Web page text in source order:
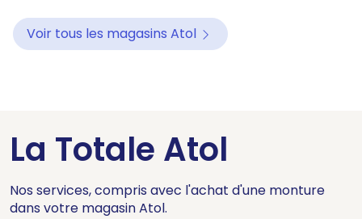
Voir tous les magasins Atol
La Totale Atol
Nos services, compris avec l'achat d'une monture
dans votre magasin Atol.